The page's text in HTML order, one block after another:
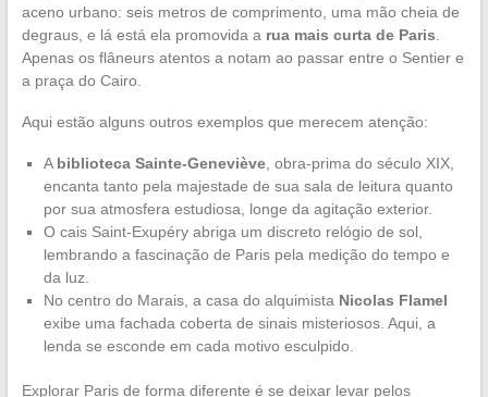
aceno urbano: seis metros de comprimento, uma mão cheia de
degraus, e lá está ela promovida a rua mais curta de Paris
Apenas os flâneurs atentos a notam ao passar entre o Sentier e
a praça do Cairo.
Aqui estão alguns outros exemplos que merecem atenção:
A biblioteca Sainte-Geneviève, obra-prima do século XIX,
encanta tanto pela majestade de sua sala de leitura quanto
por sua atmosfera estudiosa, longe da agitação exterior.
O cais Saint-Exupéry abriga um discreto relógio de sol,
lembrando a fascinação de Paris pela medição do tempo e
da luz.
No centro do Marais, a casa do alquimista Nicolas Flamel
exibe uma fachada coberta de sinais misteriosos. Aqui, a
lenda se esconde em cada motivo esculpido.
Explorar Paris de forma diferente é se deixar levar pelos